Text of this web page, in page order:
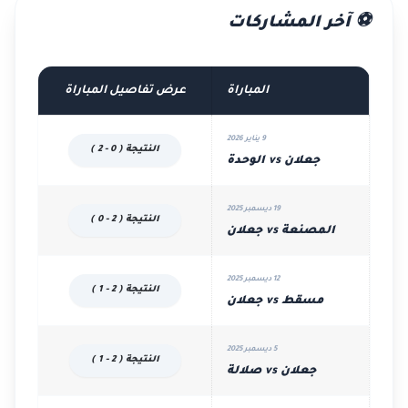
⚽ آخر المشاركات
المباراة عرض تفاصيل المباراة
9 يناير 2026
جعلان vs الوحدة
النتيجة ( 0 - 2 )
19 ديسمبر 2025
المصنعة vs جعلان
النتيجة ( 2 - 0 )
12 ديسمبر 2025
مسقط vs جعلان
النتيجة ( 2 - 1 )
5 ديسمبر 2025
جعلان vs صلالة
النتيجة ( 2 - 1 )